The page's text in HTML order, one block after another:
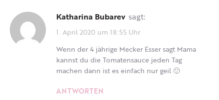
Katharina Bubarev sagt:
1. April 2020 um 18:55 Uhr
Wenn der 4 jährige Mecker Esser sagt Mama
kannst du die Tomatensauce jeden Tag
machen dann ist es einfach nur geil 🙂
ANTWORTEN